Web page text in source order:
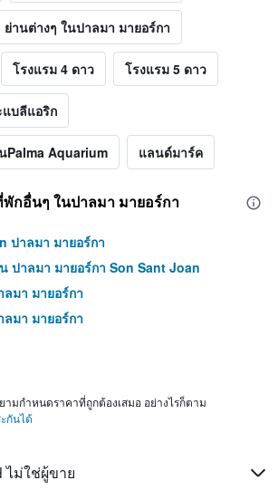
ย่านต่างๆ ในปาลมา มายอร์กา
โรงแรม 4 ดาว โรงแรม 5 ดาว
แบลีแอริก
Palma Aquarium แลนด์มาร์ค
กอื่นๆ ในปาลมา มายอร์กา
ปาลมา มายอร์กา
ปาลมา มายอร์กา Son Sant Joan
มา มายอร์กา
มา มายอร์กา
ามกำหนดราคาที่ถูกต้องเสมอ อย่างไรก็ตาม
กันได้
ไม่ใช่ผู้ขาย